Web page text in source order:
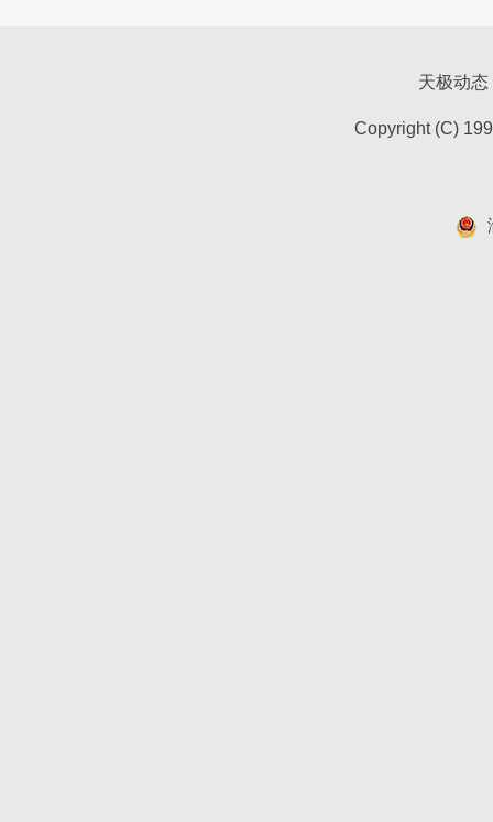
天极动态
Copyright (C)